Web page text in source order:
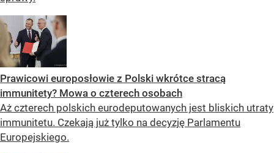
Prawicowi europosłowie z Polski wkrótce stracą
immunitety? Mowa o czterech osobach
Aż czterech polskich eurodeputowanych jest bliskich utraty
immunitetu. Czekają już tylko na decyzję Parlamentu
Europejskiego.